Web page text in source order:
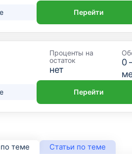
Перейти
Проценты на
остаток
нет
0
Перейти
теме Статьи по теме